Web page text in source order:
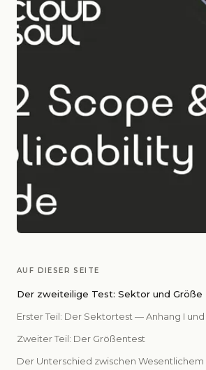
AUF DIESER SEITE
Der zweiteilige Test: Sektor und Größe
Erster Teil: Der Sektortest — Anhang I und
Zweiter Teil: Der Größentest
Der Unterschied zwischen